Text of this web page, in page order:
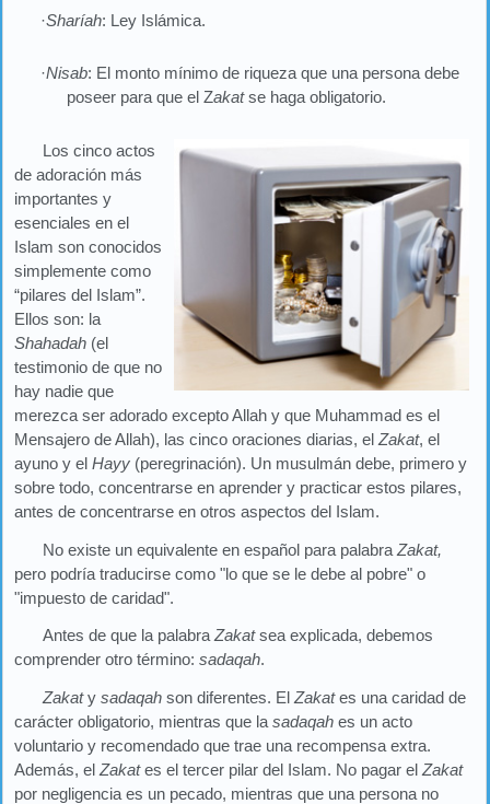
·Sharíah: Ley Islámica.
·Nisab: El monto mínimo de riqueza que una persona debe
poseer para que el Zakatse haga obligatorio.
Los cinco actos
de adoración más
importantes y
esenciales en el
Islam son conocidos
simplemente como
“pilares del Islam”.
Ellos son: la
Shahadah (el
testimonio de que no
hay nadie que
merezca ser adorado excepto Allah y que Muhammad es el
Mensajero de Allah), las cinco oraciones diarias, el Zakat, el
ayuno y el Hayy (peregrinación). Un musulmán debe, primero y
sobre todo, concentrarse en aprender y practicar estos pilares,
antes de concentrarse en otros aspectos del Islam.
No existe un equivalente en español para palabraZakat,
pero podría traducirse como "lo que se le debe al pobre" o
"impuesto de caridad".
Antes de que la palabraZakatsea explicada, debemos
comprender otro término: sadaqah.
Zakatysadaqah son diferentes. ElZakates una caridad de
carácter obligatorio, mientras que la sadaqah es un acto
voluntario y recomendado que trae una recompensa extra.
Además, el Zakates el tercer pilar del Islam. No pagar el Zakat
por negligencia es un pecado, mientras que una persona no